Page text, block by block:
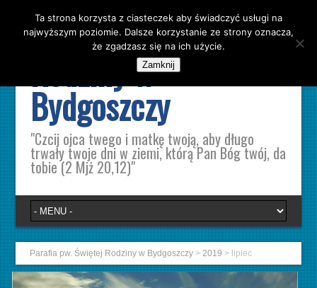
Parafia pw. Świętej
Rodziny w
Bydgoszczy
"Czcij ojca twego i matkę twoją, aby długo
trwały twoje dni w ziemi, którą Pan Bóg twój, da
tobie (2 Mjż 20,12)"
Parafia pw. Świętej Rodziny w Bydgoszczy >2019 > lipiec
Ta strona korzysta z ciasteczek aby świadczyć usługi na
najwyższym poziomie. Dalsze korzystanie ze strony oznacza,
że zgadzasz się na ich użycie.
Zamknij